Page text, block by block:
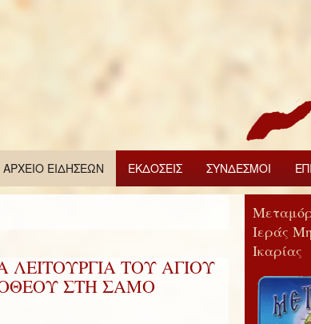
ΑΡΧΕΙΟ ΕΙΔΗΣΕΩΝ ΕΚΔΟΣΕΙΣ ΣΥΝΔΕΣΜΟΙ
ΛΕΙΤΟΥΡΓΙΑ ΤΟΥ ΑΓΙΟΥ
ΣΤΗ ΣΑΜΟ
Ιεράς
Ικαρίας